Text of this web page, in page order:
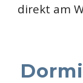
direkt am